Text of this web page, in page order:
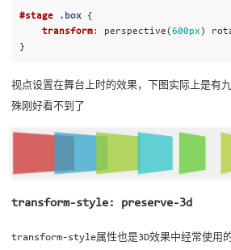
#stage .box {
transform: perspective(600px)
}
视点设置在舞台上时的效果，下图实际上是有
殊刚好看不到了
transform-style: preserve-3d
transform-style属性也是3D效果中经常使用